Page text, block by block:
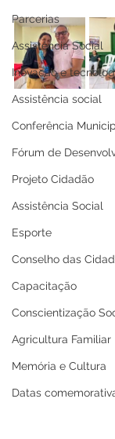
Parcerias
Assistência Social
Inovação e
Assistência social
Conferência
Fórum de
Projeto Cidadão
Assistência Social
Esporte
Conselho das
Capacitação
Conscientização
Agricultura Familiar
Memória e Cultura
Datas